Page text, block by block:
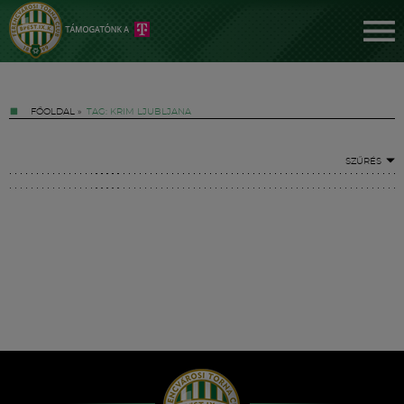
FŐOLDAL » TAG: KRIM LJUBLJANA
SZŰRÉS
Hírek